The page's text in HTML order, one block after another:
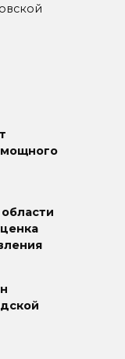
мощного